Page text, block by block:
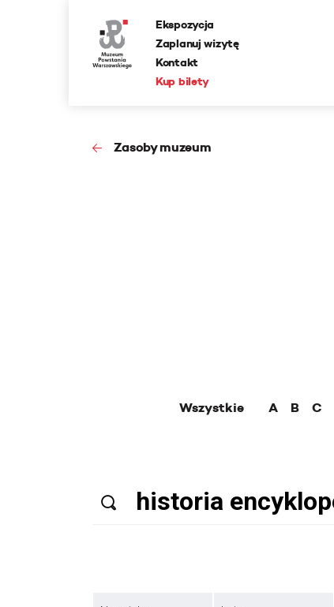
Ekspozycja
Zaplanuj wizytę
Kontakt
Kup bilety
Zasoby muzeum
Wszystkie A B C